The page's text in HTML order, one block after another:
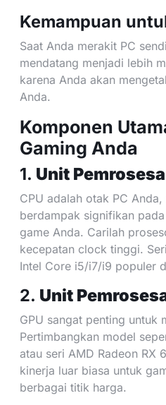
Kemampuan
Saat Anda merakit PC
mendatang menjadi lebih
karena Anda akan
Anda.
Komponen
Gaming Anda
1. Unit
CPU adalah otak PC
berdampak signifikan
game Anda. Carilah
kecepatan clock tinggi.
Intel Core i5/i7/i9 populer
2. Unit
GPU sangat penting untuk
Pertimbangkan model
atau seri AMD Radeon RX
kinerja luar biasa untuk
berbagai titik harga.